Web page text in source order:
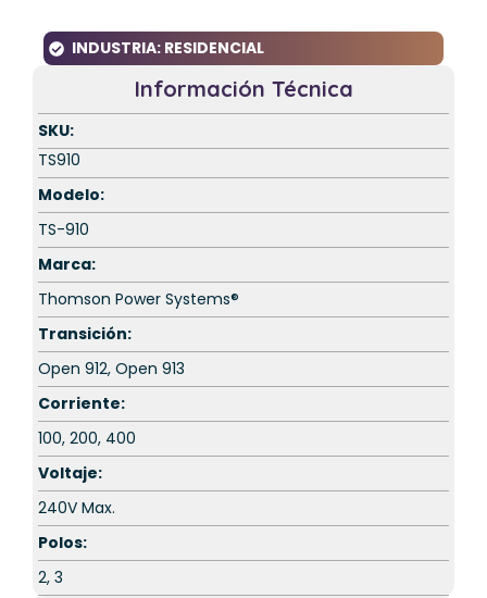
INDUSTRIA: RESIDENCIAL
Información Técnica
SKU:
TS910
Modelo:
TS-910
Marca:
Thomson Power Systems®
Transición:
Open 912, Open 913
Corriente:
100, 200, 400
Voltaje:
240V Max.
Polos:
2, 3